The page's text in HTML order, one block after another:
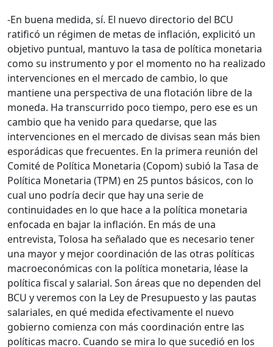
-En buena medida, sí. El nuevo directorio del BCU
ratificó un régimen de metas de inflación, explicitó un
objetivo puntual, mantuvo la tasa de política monetaria
como su instrumento y por el momento no ha realizado
intervenciones en el mercado de cambio, lo que
mantiene una perspectiva de una flotación libre de la
moneda. Ha transcurrido poco tiempo, pero ese es un
cambio que ha venido para quedarse, que las
intervenciones en el mercado de divisas sean más bien
esporádicas que frecuentes. En la primera reunión del
Comité de Política Monetaria (Copom) subió la Tasa de
Política Monetaria (TPM) en 25 puntos básicos, con lo
cual uno podría decir que hay una serie de
continuidades en lo que hace a la política monetaria
enfocada en bajar la inflación. En más de una
entrevista, Tolosa ha señalado que es necesario tener
una mayor y mejor coordinación de las otras políticas
macroeconómicas con la política monetaria, léase la
política fiscal y salarial. Son áreas que no dependen del
BCU y veremos con la Ley de Presupuesto y las pautas
salariales, en qué medida efectivamente el nuevo
gobierno comienza con más coordinación entre las
políticas macro. Cuando se mira lo que sucedió en los